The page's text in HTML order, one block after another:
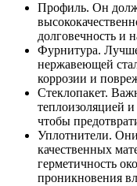
Профиль. Он
долговечность и
Фурнитура.
нержавеющей
коррозии и
Стеклопакет.
теплоизоляцией
чтобы
Уплотнители.
качественных
герметичность
проникновения